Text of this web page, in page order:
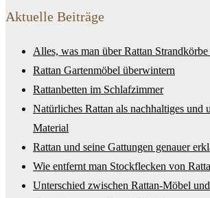
Aktuelle Beiträge
Alles, was man über Rattan
Rattan Gartenmöbel überwintern
Rattanbetten im Schlafzimmer
Natürliches Rattan als nachhaltiges und
Material
Rattan und seine Gattungen genauer
Wie entfernt man Stockflecken von
Unterschied zwischen Rattan-Möbel